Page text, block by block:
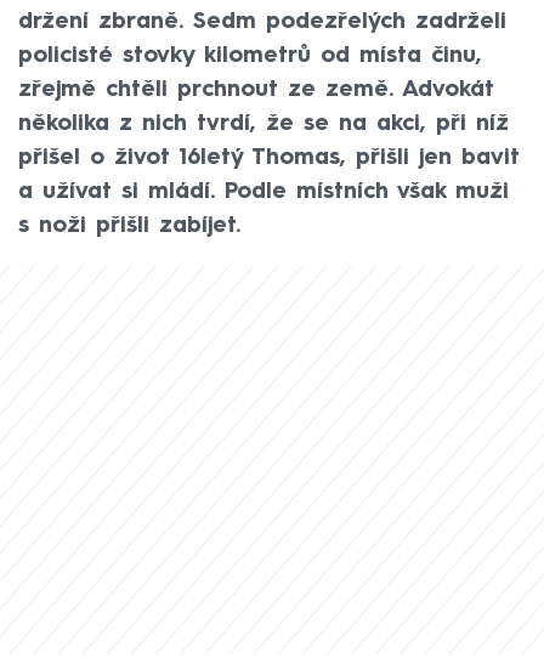
držení zbraně. Sedm podezřelých zadrželi
policisté stovky kilometrů od místa činu,
zřejmě chtěli prchnout ze země. Advokát
několika z nich tvrdí, že se na akci, při níž
přišel o život 16letý Thomas, přišli jen bavit
a užívat si mládí. Podle místních však muži
s noži přišli zabíjet.